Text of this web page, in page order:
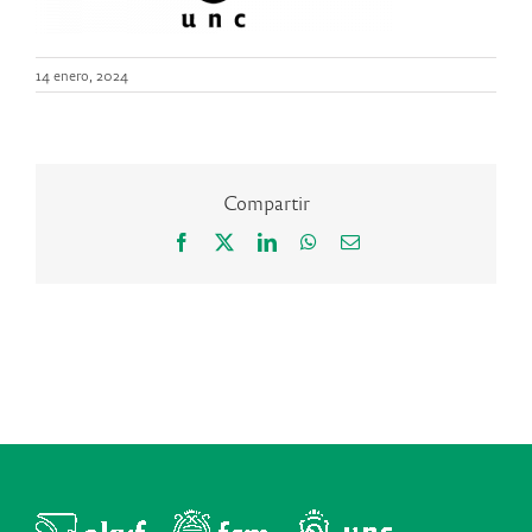
14 enero, 2024
Compartir
Facebook LinkedInWhatsApp
Correo